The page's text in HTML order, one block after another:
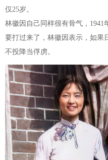
仅25岁。
林徽因自己同样很有骨气，
要打过来了，林徽因表示，如果
不投降当俘虏。